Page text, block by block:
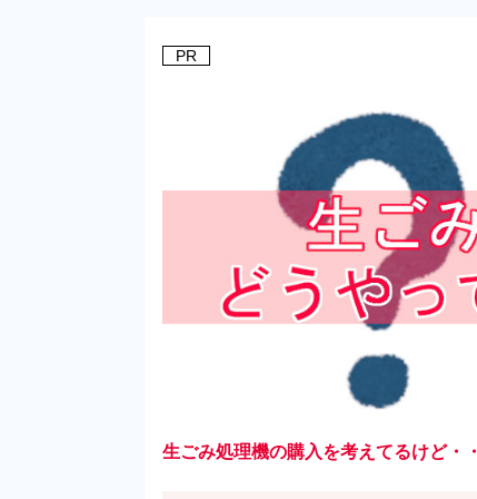
PR
生ごみ処理機の購入を考えてるけど・・